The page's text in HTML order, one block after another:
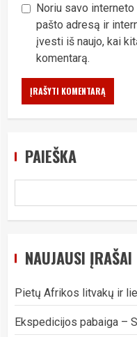
Noriu savo
pašto adresą ir
įvesti iš naujo, kai
komentarą.
PAIEŠKA
NAUJAUSI ĮRAŠAI
Pietų Afrikos litvakų ir
Ekspedicijos pabaiga –